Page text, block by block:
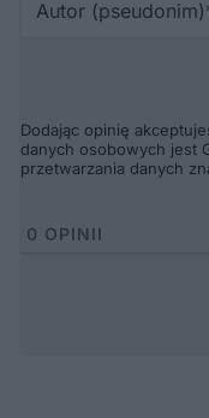
Dodając opinię
danych osobowych jest
przetwarzania danych
0 OPINII